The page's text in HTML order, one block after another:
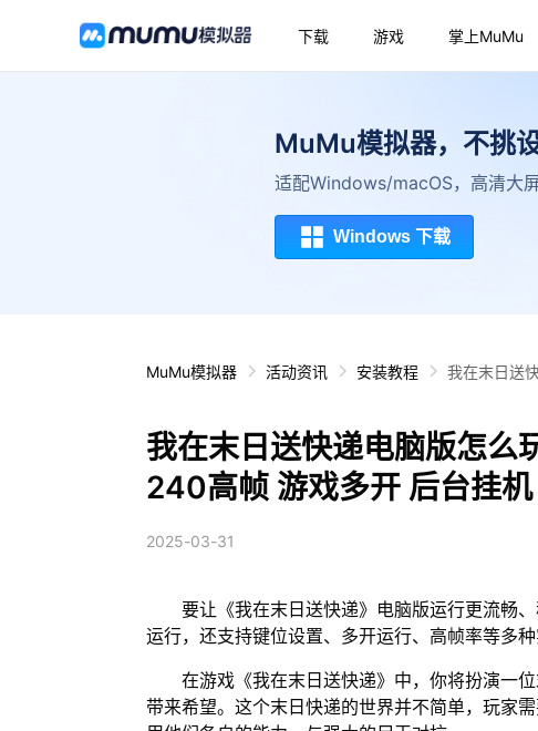
下载 游戏 掌上MuMu
MuMu模拟器，不挑
适配Windows/macOS，高清大
Windows 下载
MuMu模拟器 活动资讯 安装教程 我在末日送
我在末日送快递电脑版怎么
240高帧 游戏多开 后台挂
2025-03-31
要让《我在末日送快递》电脑版运行更流畅
运行，还支持键位设置、多开运行、高帧率等多种
在游戏《我在末日送快递》中，你将扮演一
带来希望。这个末日快递的世界并不简单，玩家